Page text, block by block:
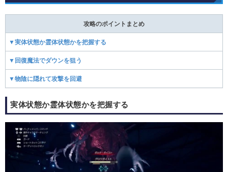
攻略のポイントまとめ
▼実体状態か霊体状態かを把握する
▼回復魔法でダウンを狙う
▼物陰に隠れて攻撃を回避
実体状態か霊体状態かを把握する